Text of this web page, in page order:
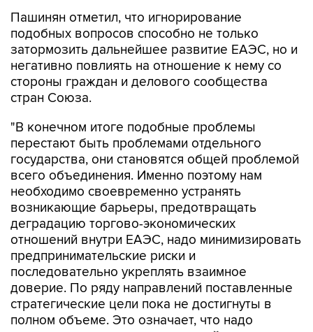
затормозить дальнейшее развитие ЕАЭС, но и
негативно повлиять на отношение к нему со
стороны граждан и делового сообщества
стран Союза.
"В конечном итоге подобные проблемы
государства, они становятся общей проблемой
всего объединения. Именно поэтому нам
необходимо своевременно устранять
возникающие барьеры, предотвращать
деградацию торгово-экономических
отношений внутри ЕАЭС, надо минимизировать
предпринимательские риски и
последовательно укреплять взаимное
доверие. По ряду направлений поставленные
стратегические цели пока не достигнуты в
полном объеме. Это означает, что надо
сосредоточиться на практической реализации
уже принятых решений", - заявил Пашинян.